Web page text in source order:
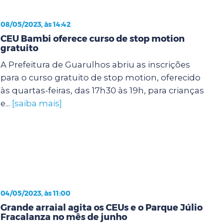
08/05/2023, às 14:42
CEU Bambi oferece curso de stop motion
gratuito
A Prefeitura de Guarulhos abriu as inscrições
para o curso gratuito de stop motion, oferecido
às quartas-feiras, das 17h30 às 19h, para crianças
e... [saiba mais]
04/05/2023, às 11:00
Grande arraial agita os CEUs e o Parque Júlio
Fracalanza no mês de junho